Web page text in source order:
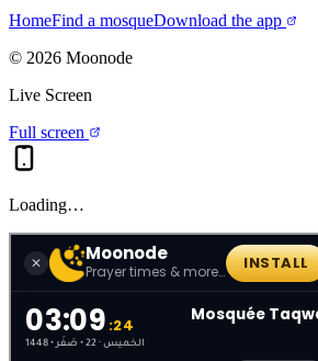
HomeFind a mosqueDownload the app
© 2026 Moonode
Live Screen
Full screen
Loading…